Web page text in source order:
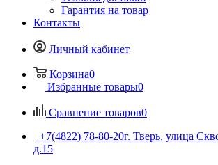
Гарантия на товар
Контакты
Личный кабинет
Корзина0
Избранные товары0
Сравнение товаров0
+7(4822) 78-80-20г. Тверь, улица
д.15